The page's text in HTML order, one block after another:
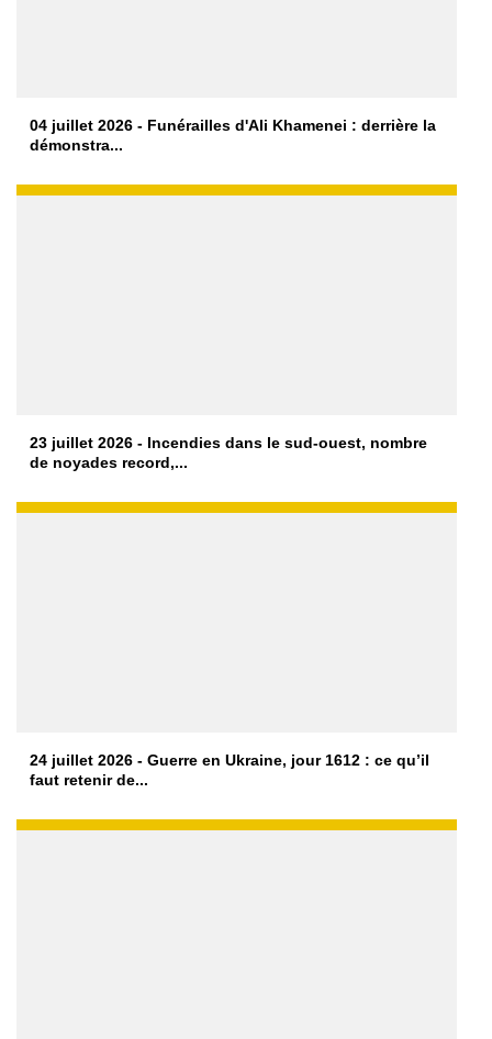
04 juillet 2026 - Funérailles d'Ali Khamenei : derrière la
démonstra...
23 juillet 2026 - Incendies dans le sud-ouest, nombre
de noyades record,...
24 juillet 2026 - Guerre en Ukraine, jour 1612 : ce qu’il
faut retenir de...